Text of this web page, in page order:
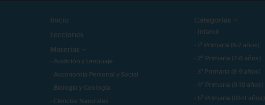
Inicio
Lecciones
Materias
- Audición y Lenguaje
- Autonomía Personal y Social
- Biología y Geología
- Ciencias Naturales
Categorías
- Infantil
- 1º Primaria (6-7 años)
- 2º Primaria (7-8 años)
- 3º Primaria (8-9 años)
- 4º Primaria (9-10 años)
- 5º Primaria (10-11 años)